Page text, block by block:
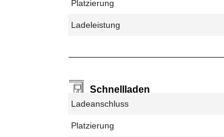
Platzierung
Ladeleistung
Schnellladen
Ladeanschluss
Platzierung